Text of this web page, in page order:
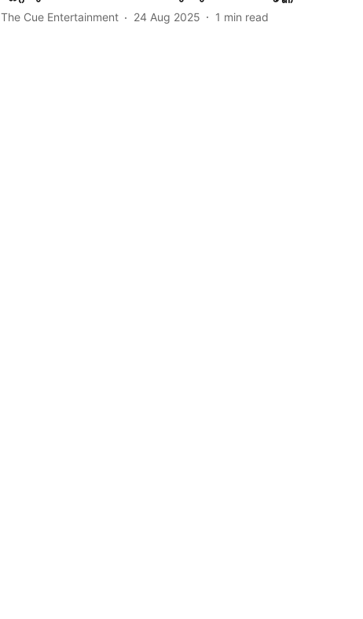
The Cue Entertainment 24 Aug 2025 1 min read